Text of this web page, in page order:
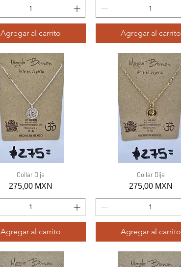
Agregar al carrito Agregar al carrito
Vista rápida
Collar Dije
Precio
275,00 MXN
Agregar al carrito
Vista rápida
Collar Dije
Precio
275,00 MXN
Agregar al carrito